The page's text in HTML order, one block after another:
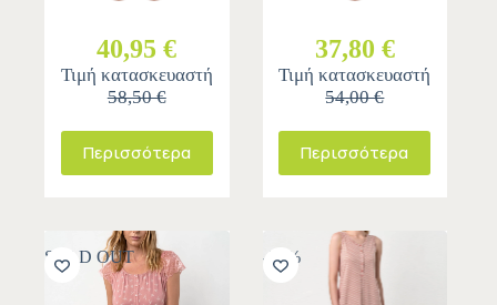
40,95 €
Τιμή κατασκευαστή
58,50 €
Περισσότερα
37,80 €
Τιμή κατασκευαστή
54,00 €
Περισσότερα
SOLD OUT -30%